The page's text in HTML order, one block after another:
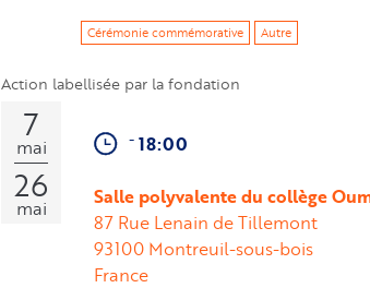
Cérémonie commémorative Autre
Action labellisée par la fondation
7
mai
26
mai
- 18:00
Salle polyvalente du collège
87 Rue Lenain de Tillemont
93100 Montreuil-sous-bois
France